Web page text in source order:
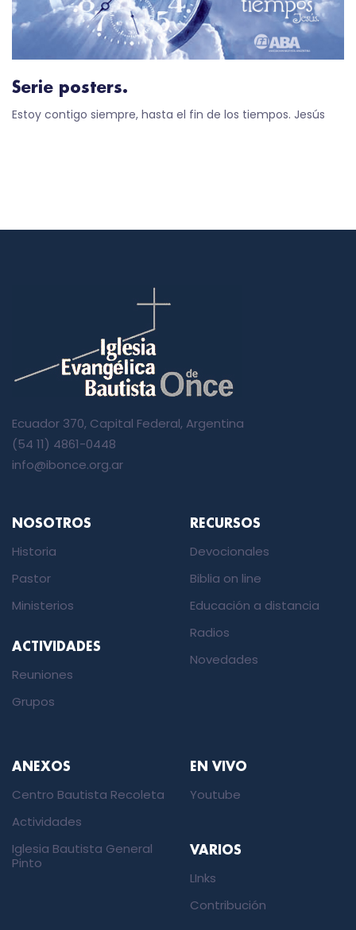
Serie posters.
Estoy contigo siempre, hasta el fin de los tiempos. Jesús
Ecuador 370, Capital Federal, Argentina
(54 11) 4861-0448
info@ibonce.org.ar
NOSOTROS
Historia
Pastor
Ministerios
ACTIVIDADES
Reuniones
Grupos
RECURSOS
Devocionales
Biblia on line
Educación a distancia
Radios
Novedades
ANEXOS
Centro Bautista Recoleta
Actividades
Iglesia Bautista General
Pinto
EN VIVO
Youtube
VARIOS
LInks
Contribución